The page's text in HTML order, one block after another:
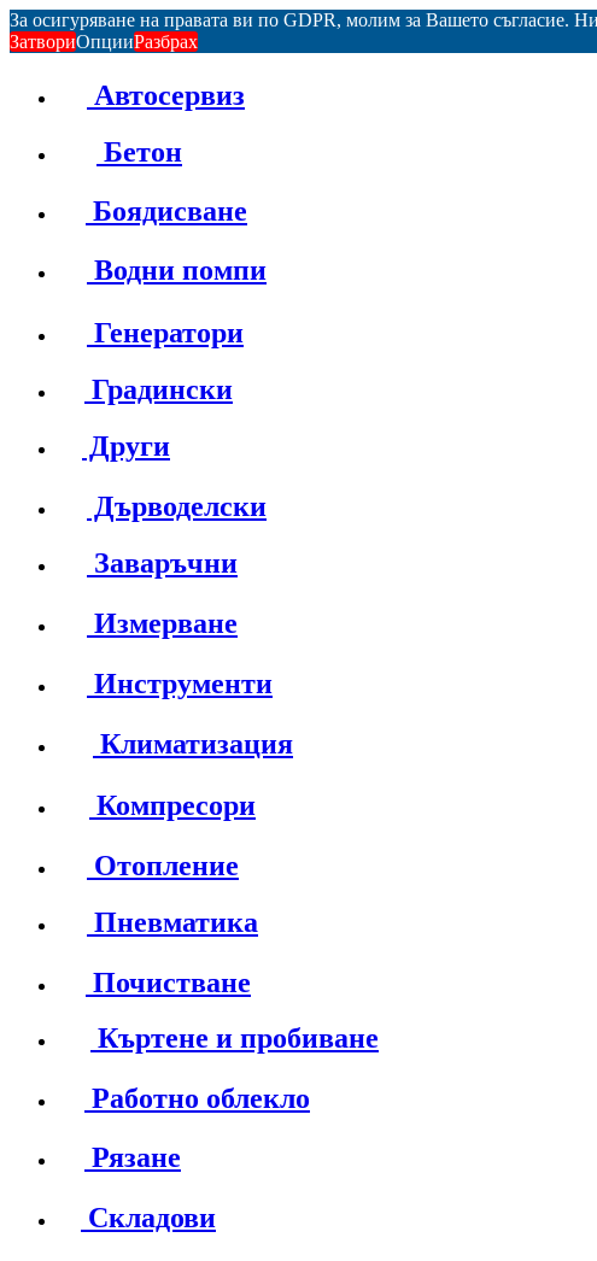
За осигуряване на правата ви по GDPR, молим за Вашето съгласие.
ЗатвориОпцииРазбрах
Автосервиз
Бетон
Боядисване
Водни помпи
Генератори
Градински
Други
Дърводелски
Заваръчни
Измерване
Инструменти
Климатизация
Компресори
Отопление
Пневматика
Почистване
Къртене и пробиване
Работно облекло
Рязане
Складови